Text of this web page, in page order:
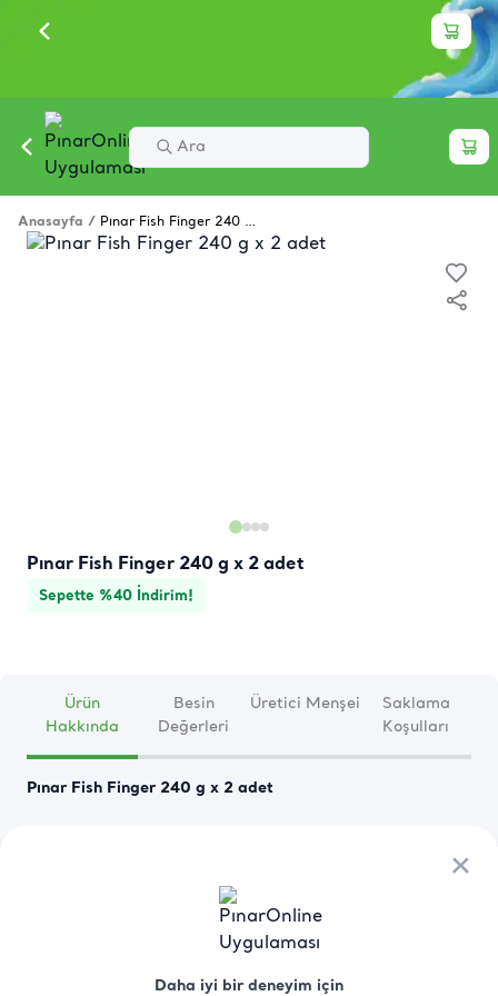
×
Daha iyi bir deneyim için
×
Daha iyi bir deneyim için
Anasayfa / Pınar Fish Finger 240 g x 2 adet
Pınar Fish Finger 240 g x 2 adet
Sepette %40 İndirim!
Ürün
Hakkında
Besin
Değerleri
Üretici Menşei
Saklama
Koşulları
Pınar Fish Finger 240 g x 2 adet
Balığı sevmeyenlerin bile keyifle tüketeceği lezzetli Pınar
Fish Finger, ithal edilen mezgitlerden Pınar kalitesiyle
Türkiye'de üretilir. Pınar Balık çeşitleri arasında en sevilen
kullanılarak hazırlanır. Yumuşacık eti ve çıtır çıtır